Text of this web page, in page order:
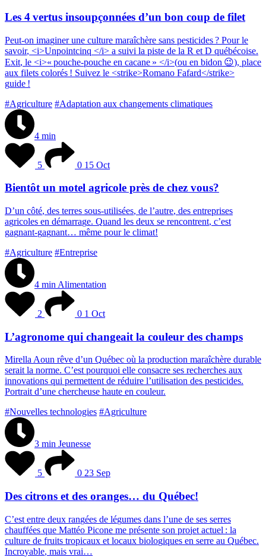
Les 4 vertus insoupçonnées d’un bon coup de filet
Peut-on imaginer une culture maraîchère sans pesticides? Pour le
savoir, <i>Unpointcinq </i> a suivi la piste de la R et D québécoise.
Exit, le <i>« pouche-pouche en cacane » </i>(ou en bidon 😉), place
aux filets colorés ! Suivez le <strike>Romano Fafard</strike>
guide !
#Agriculture #Adaptation aux changements climatiques
4 min
5 0 15 Oct
Bientôt un motel agricole près de chez vous?
D’un côté, des terres sous-utilisées, de l’autre, des entreprises
agricoles en démarrage. Quand les deux se rencontrent, c’est
gagnant-gagnant… même pour le climat!
#Agriculture #Entreprise
4 min Alimentation
2 0 1 Oct
L’agronome qui changeait la couleur des champs
MirellaAoun rêve d’un Québec où la production maraîchère durable
serait la norme. C’est pourquoi elle consacre ses recherches aux
innovations qui permettent de réduire l’utilisation des pesticides.
Portrait d’une chercheuse haute en couleur.
#Nouvelles technologies #Agriculture
3 min Jeunesse
5 0 23 Sep
Des citrons et des oranges… du Québec!
C’est entre deux rangées de légumes dans l’une de ses serres
chauffées que Mattéo Picone me présente son projet actuel : la
culture de fruits tropicaux et locaux biologiques en serre au Québec.
Incroyable, mais vrai…